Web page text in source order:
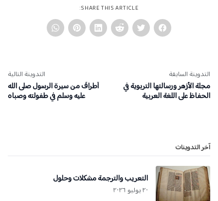
SHARE THIS ARTICLE:
التدوينة السابقة
مجلة الأزهر ورسالتها التربوية في
الحفاظ على اللغة العربية
التدوينة التالية
أطرافٌ من سيرة الرسول صلى الله
عليه وسلم في طفولته وصباه
آخر التدوينات
التعريب والترجمة مشكلات وحلول
٢٠ يوليو ٢٠٢٦